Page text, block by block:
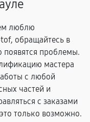
люблю
обращайтесь в
появятся проблемы.
мастера
с любой
частей и
с заказами
только возможно.